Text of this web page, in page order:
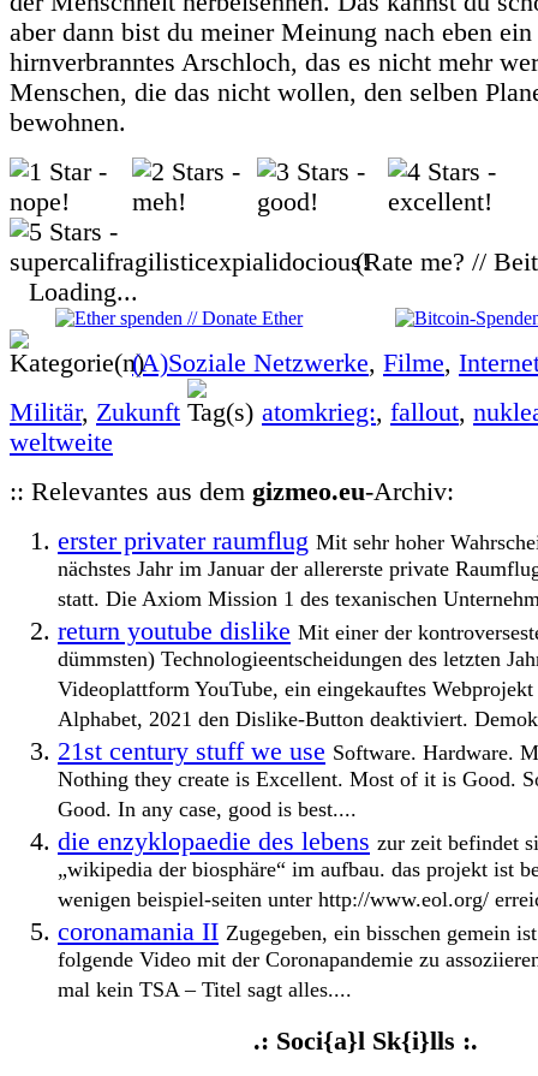
aber dann bist du meiner Meinung nach eben ein
hirnverbranntes Arschloch, das es nicht mehr
Menschen, die das nicht wollen, den selben
bewohnen.
(Rate me? //
Loading...
(A)Soziale Netzwerke, Filme,
Militär, Zukunft atomkrieg:, fallout,
weltweite
:: Relevantes aus dem gizmeo.eu-Archiv:
erster privater raumflug Mit sehr hoher
nächstes Jahr im Januar der allererste private
statt. Die Axiom Mission 1 des texanischen
return youtube dislike Mit einer der
dümmsten) Technologieentscheidungen des letzten
Videoplattform YouTube, ein eingekauftes
Alphabet, 2021 den Dislike-Button deaktiviert.
21st century stuff we use Software. Hardware.
Nothing they create is Excellent. Most of it is Good.
Good. In any case, good is best....
die enzyklopaedie des lebens zur zeit befindet
„wikipedia der biosphäre“ im aufbau. das projekt ist
wenigen beispiel-seiten unter http://www.eol.org/
coronamania II Zugegeben, ein bisschen gemein
folgende Video mit der Coronapandemie zu
mal kein TSA – Titel sagt alles....
.: Soci{a}l Sk{i}lls :.